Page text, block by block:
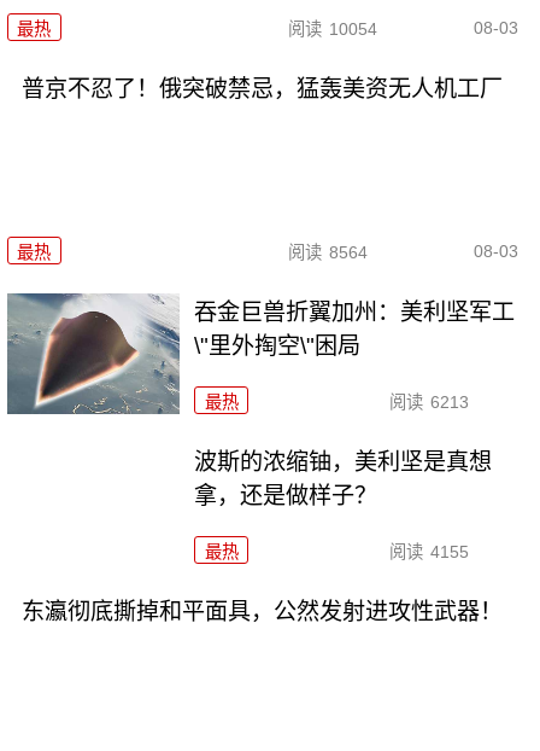
最热 阅读 10054 08-03
普京不忍了！俄突破禁忌，猛轰美资无人机工厂
最热 阅读 8564 08-03
吞金巨兽折翼加州：美利坚军工
\"里外掏空\"困局
最热 阅读 6213
波斯的浓缩铀，美利坚是真想
拿，还是做样子？
最热 阅读 4155
东瀛彻底撕掉和平面具，公然发射进攻性武器！